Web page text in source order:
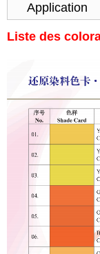
Application
Liste des